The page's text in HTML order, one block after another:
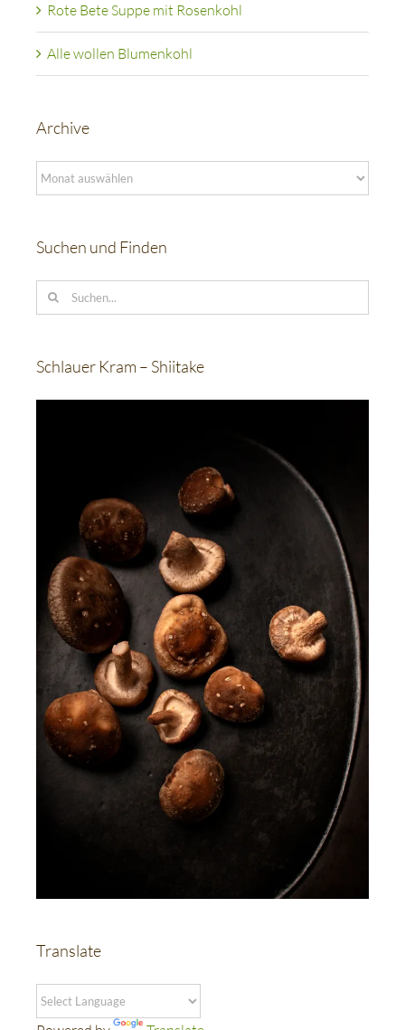
Rote Bete Suppe mit Rosenkohl
Alle wollen Blumenkohl
Archive
Archive
Suchen und Finden
Suche
nach:
Schlauer Kram – Shiitake
Translate